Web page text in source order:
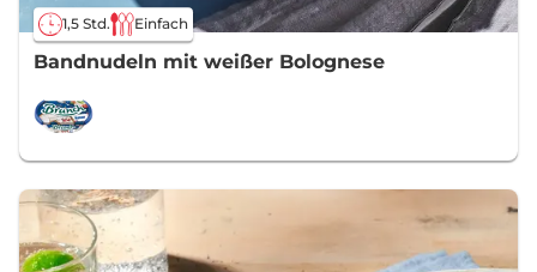
1,5 Std. Einfach
Bandnudeln mit weißer Bolognese